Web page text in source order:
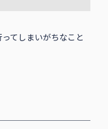
てしまいがちなこと